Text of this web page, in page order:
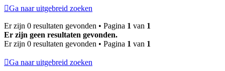
Ga naar uitgebreid zoeken
Er zijn 0 resultaten gevonden • Pagina 1 van 1
Er zijn geen resultaten gevonden.
Er zijn 0 resultaten gevonden • Pagina 1 van 1
Ga naar uitgebreid zoeken